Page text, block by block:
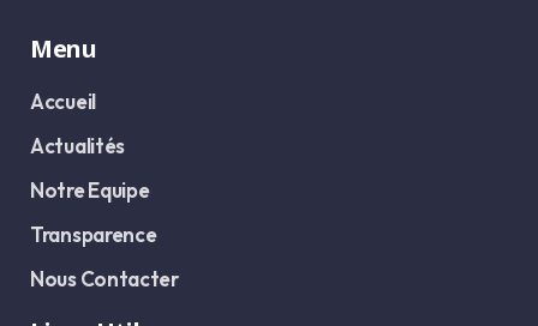
Menu
Accueil
Actualités
Notre Equipe
Transparence
Nous Contacter